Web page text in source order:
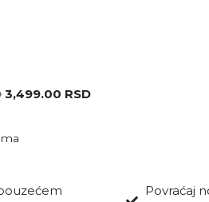
3,499.00 RSD
Povraćaj